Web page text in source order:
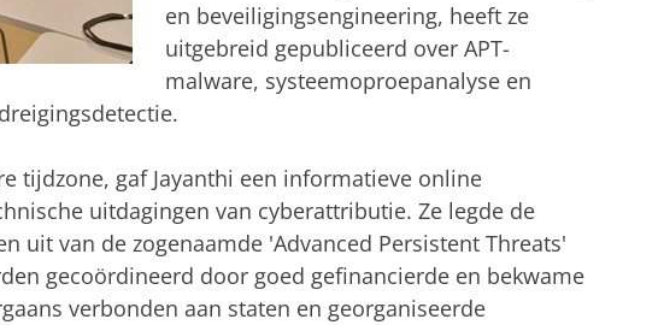
en beveiligingsengineering, heeft ze
uitgebreid gepubliceerd over APT-
malware, systeemoproepanalyse en
tijdzone, gaf Jayanthi een informatieve online
uitdagingen van cyberattributie. Ze legde de
uit van de zogenaamde 'Advanced Persistent Threats'
gecoördineerd door goed gefinancierde en bekwame
verbonden aan staten en georganiseerde